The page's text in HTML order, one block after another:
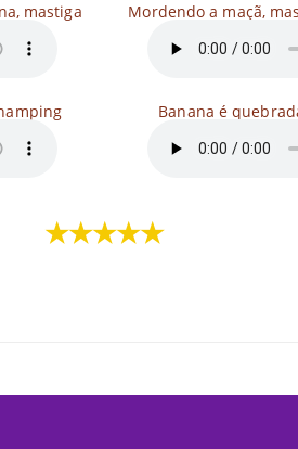
mastiga Mordendo a maçã,
Banana é
★★★★★